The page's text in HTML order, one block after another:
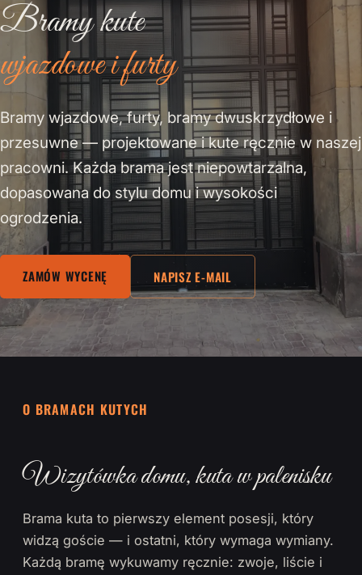
Bramy kute
wjazdowe i furty
Bramy wjazdowe, furty, bramy dwuskrzydłowe i
przesuwne — projektowane i kute ręcznie w naszej
pracowni. Każda brama jest niepowtarzalna,
dopasowana do stylu domu i wysokości
ogrodzenia.
ZAMÓW WYCENĘ NAPISZ E-MAIL
O BRAMACH KUTYCH
Wizytówka domu, kuta w palenisku
Brama kuta to pierwszy element posesji, który
widzą goście — i ostatni, który wymaga wymiany.
Każdą bramę wykuwamy ręcznie: zwoje, liście i